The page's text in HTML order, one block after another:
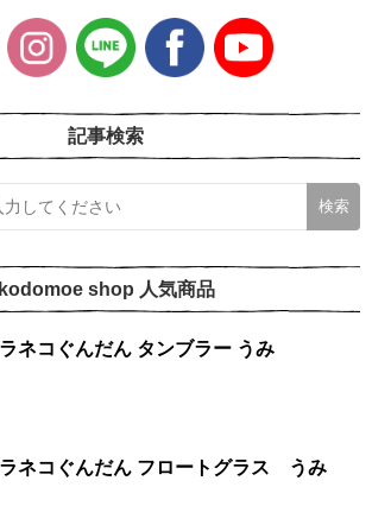
記事検索
kodomoe shop 人気商品
ノラネコぐんだん タンブラー うみ
ノラネコぐんだん フロートグラス うみ